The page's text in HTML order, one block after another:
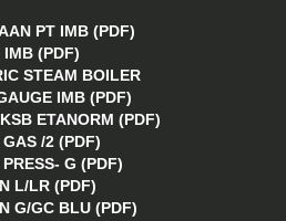
PT IMB (PDF)
(PDF)
STEAM BOILER
IMB (PDF)
ETANORM (PDF)
/2 (PDF)
G (PDF)
L/LR (PDF)
G/GC BLU (PDF)